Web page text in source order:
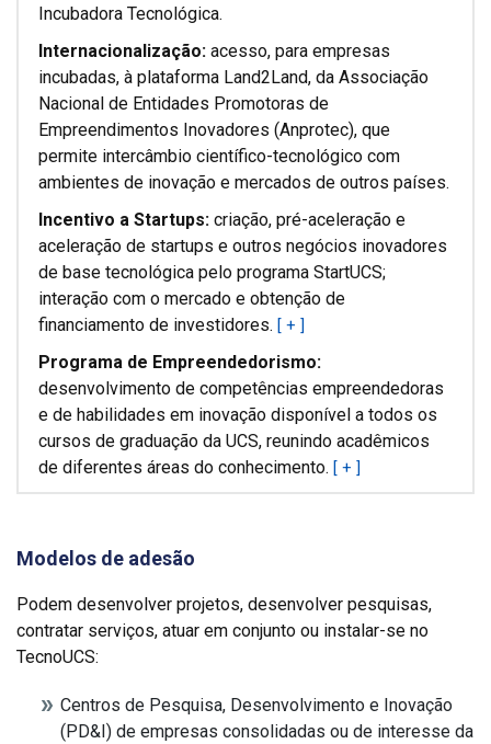
Incubadora Tecnológica.
Internacionalização: acesso, para empresas
incubadas, à plataforma Land2Land, da Associação
Nacional de Entidades Promotoras de
Empreendimentos Inovadores (Anprotec), que
permite intercâmbio científico-tecnológico com
ambientes de inovação e mercados de outros países.
Incentivo a Startups: criação, pré-aceleração e
aceleração de startups e outros negócios inovadores
de base tecnológica pelo programa StartUCS;
interação com o mercado e obtenção de
financiamento de investidores. [ + ]
Programa de Empreendedorismo:
desenvolvimento de competências empreendedoras
e de habilidades em inovação disponível a todos os
cursos de graduação da UCS, reunindo acadêmicos
de diferentes áreas do conhecimento. [ + ]
Modelos de adesão
Podem desenvolver projetos, desenvolver pesquisas,
contratar serviços, atuar em conjunto ou instalar-se no
TecnoUCS:
Centros de Pesquisa, Desenvolvimento e Inovação
(PD&I) de empresas consolidadas ou de interesse da